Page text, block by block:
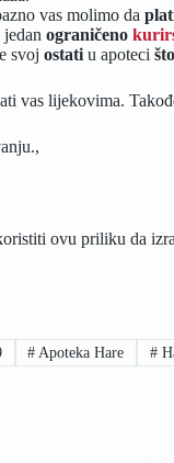
vas molimo da
ograničeno
svoj ostati u apoteci
vas lijekovima.
ovu priliku da
# Apoteka Hare #